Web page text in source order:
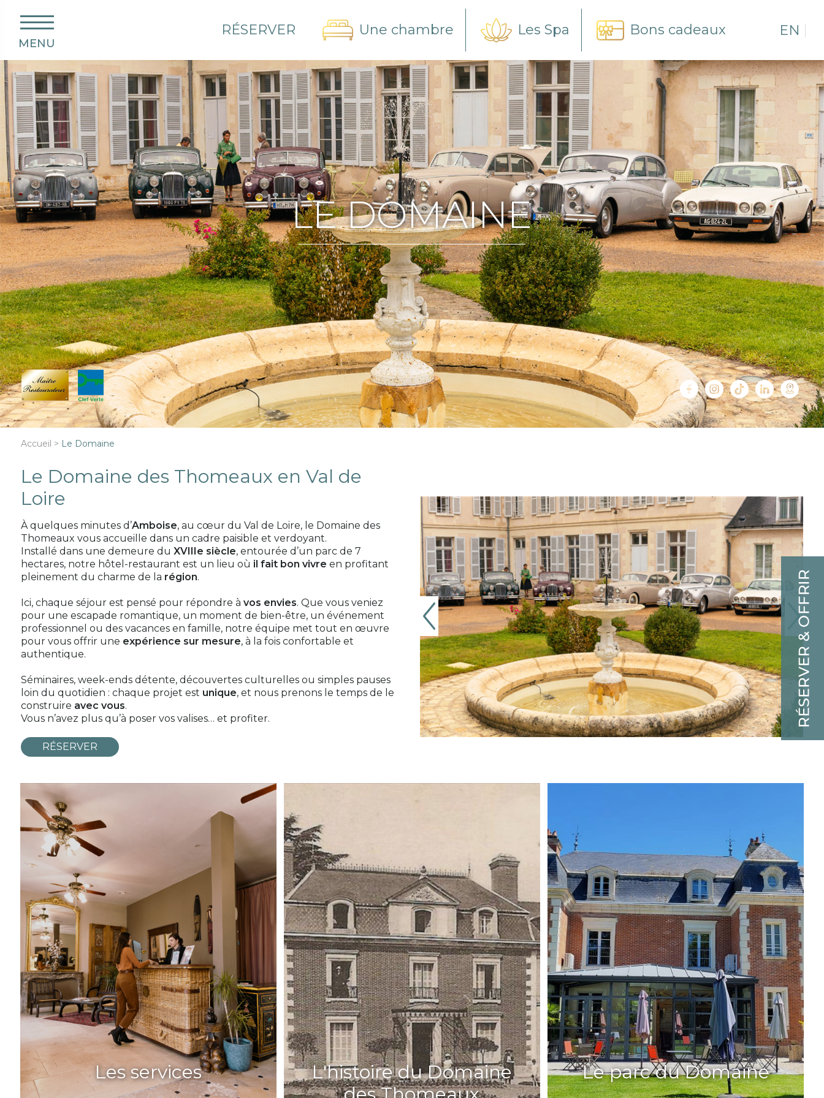
MENU
RÉSERVER Une chambre Les Spa Bons cadeaux EN
LE DOMAINE
Accueil > Le Domaine
Le Domaine des Thomeaux en Val de
Loire
À quelques minutes d’Amboise, au cœur du Val de Loire, le Domaine des
Thomeaux vous accueille dans un cadre paisible et verdoyant.
Installé dans une demeure du XVIIIe siècle, entourée d’un parc de 7
hectares, notre hôtel-restaurant est un lieu où il fait bon vivre en profitant
pleinement du charme de la région.
Ici, chaque séjour est pensé pour répondre à vos envies. Que vous veniez
pour une escapade romantique, un moment de bien-être, un événement
professionnel ou des vacances en famille, notre équipe met tout en œuvre
pour vous offrir une expérience sur mesure, à la fois confortable et
authentique.
Séminaires, week-ends détente, découvertes culturelles ou simples pauses
loin du quotidien : chaque projet est unique, et nous prenons le temps de le
construire avec vous.
Vous n’avez plus qu’à poser vos valises… et profiter.
RÉSERVER
Les services
L'histoire du Domaine
Le parc du Domaine